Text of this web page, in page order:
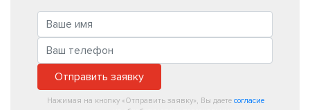
Отправить заявку
Нажимая на кнопку «Отправить заявку», Вы даете согласие